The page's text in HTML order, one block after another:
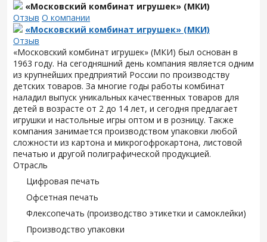
«Московский комбинат игрушек» (МКИ)
Отзыв О компании
«Московский комбинат игрушек» (МКИ)
Отзыв
«Московский комбинат игрушек» (МКИ) был основан в
1963 году. На сегодняшний день компания является одним
из крупнейших предприятий России по производству
детских товаров. За многие годы работы комбинат
наладил выпуск уникальных качественных товаров для
детей в возрасте от 2 до 14 лет, и сегодня предлагает
игрушки и настольные игры оптом и в розницу. Также
компания занимается производством упаковки любой
сложности из картона и микрогофрокартона, листовой
печатью и другой полиграфической продукцией.
Отрасль
Цифровая печать
Офсетная печать
Флексопечать (производство этикетки и самоклейки)
Производство упаковки